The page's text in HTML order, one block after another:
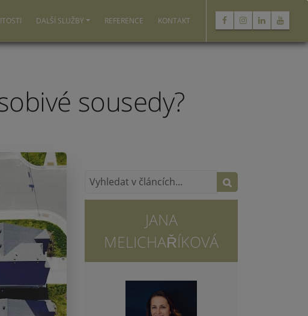
DALŠÍ SLUŽBY REFERENCE KONTAKT
sousedy?
JANA
MELICHAŘÍKOVÁ